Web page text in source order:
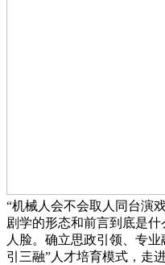
“机械人会不会取人同台演
剧学的形态和前言到底是
人脸。确立思政引领、专
引三融”人才培育模式，走